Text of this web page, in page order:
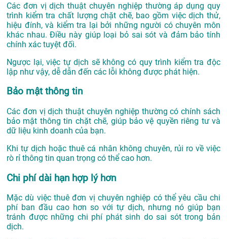
Các đơn vị dịch thuật chuyên nghiệp thường áp dụng quy
trình kiểm tra chất lượng chặt chẽ, bao gồm việc dịch thử,
hiệu đính, và kiểm tra lại bởi những người có chuyên môn
khác nhau. Điều này giúp loại bỏ sai sót và đảm bảo tính
chính xác tuyệt đối.
Ngược lại, việc tự dịch sẽ không có quy trình kiểm tra độc
lập như vậy, dễ dẫn đến các lỗi không được phát hiện.
Bảo mật thông tin
Các đơn vị dịch thuật chuyên nghiệp thường có chính sách
bảo mật thông tin chặt chẽ, giúp bảo vệ quyền riêng tư và
dữ liệu kinh doanh của bạn.
Khi tự dịch hoặc thuê cá nhân không chuyên, rủi ro về việc
rò rỉ thông tin quan trọng có thể cao hơn.
Chi phí dài hạn hợp lý hơn
Mặc dù việc thuê đơn vị chuyên nghiệp có thể yêu cầu chi
phí ban đầu cao hơn so với tự dịch, nhưng nó giúp bạn
tránh được những chi phí phát sinh do sai sót trong bản
dịch.